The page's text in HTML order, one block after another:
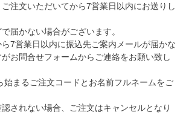
ご注文いただいてから7営業日以内にお送りし
届かない場合がございます。
ら7営業日以内に振込先ご案内メールが届かな
お問合せフォームからご連絡をお願い致し
まるご注文コードとお名前フルネームをご
認されない場合、ご注文はキャンセルとなり